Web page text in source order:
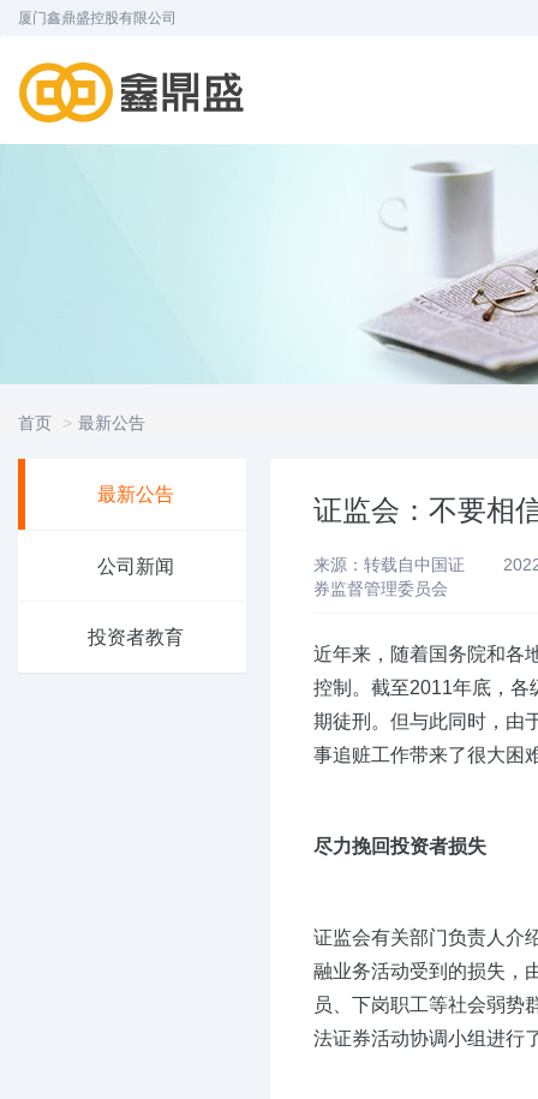
厦门鑫鼎盛控股有限公司
首页 最新公告
最新公告
公司新闻
投资者教育
证监会：不要相
来源：转载自中国证
券监督管理委员会
近年来，随着国务院和各
控制。截至2011年底，各
期徒刑。但与此同时，由
事追赃工作带来了很大困
尽力挽回投资者损失
证监会有关部门负责人介
融业务活动受到的损失，
员、下岗职工等社会弱势
法证券活动协调小组进行